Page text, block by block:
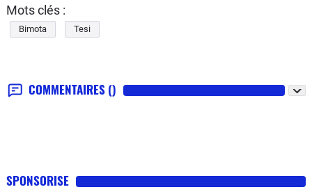
Mots clés :
Bimota Tesi
COMMENTAIRES ()
SPONSORISE